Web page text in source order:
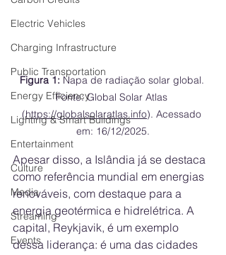
Electric Vehicles
Charging Infrastructure
Public Transportation
Energy Efficiency
Lighting & Smart Buildings
Entertainment
Culture
Media
Streaming
Events
Figura 1: Napa de radiação solar global.
Fonte: Global Solar Atlas
(https://globalsolaratlas.info). Acessado
em: 16/12/2025.
Apesar disso, a Islândia já se destaca
como referência mundial em energias
renováveis, com destaque para a
energia geotérmica e hidrelétrica. A
capital, Reykjavik, é um exemplo
dessa liderança: é uma das cidades